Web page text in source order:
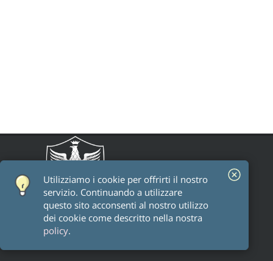
Utilizziamo i cookie per offrirti il ​​nostro
servizio. Continuando a utilizzare
questo sito acconsenti al nostro utilizzo
dei cookie come descritto nella nostra
policy.